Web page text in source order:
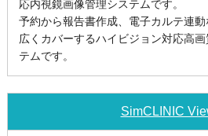
応内視鏡画像管理システムです。
予約から報告書作成、電子カルテ連
広くカバーするハイビジョン対応高
テムです。
SimCLINIC